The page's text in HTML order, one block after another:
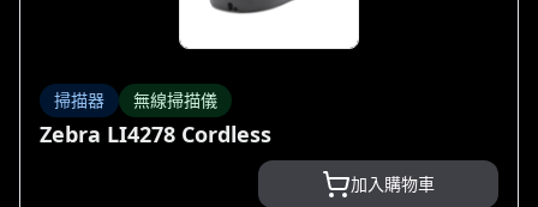
掃描器 無線掃描儀
Zebra LI4278 Cordless
加入購物車